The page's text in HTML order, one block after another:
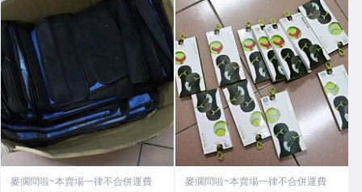
麥擱問啦~本賣場一律不合併運費 麥擱問啦~本賣場一律不合併運費